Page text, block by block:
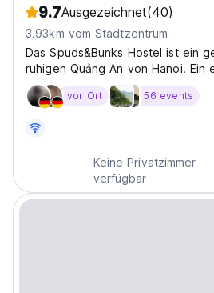
9.7Ausgezeichnet(40)
3.93km vom Stadtzentrum
Das Spuds&Bunks Hostel ist ein
ruhigen Quảng An von Hanoi. Ein
Treffpunkt für Reisende, die
suchen. (Auto-translated from
vor Ort 56 events
Keine Privatzimmer
verfügbar